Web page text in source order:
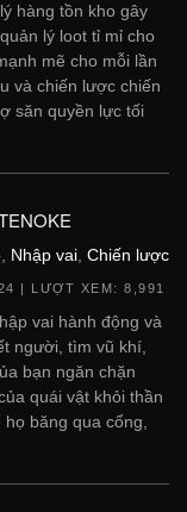
hàng tồn kho gây
lý loot tỉ mỉ cho
mẽ cho mỗi lần
và chiến lược chiến
săn quyền lực tối
Nhập vai Chiến lược
| LƯỢT XEM: 8,991
vai hành động và
người, tìm vũ khí,
bạn ngăn chặn
quái vật khỏi thần
băng qua cổng,